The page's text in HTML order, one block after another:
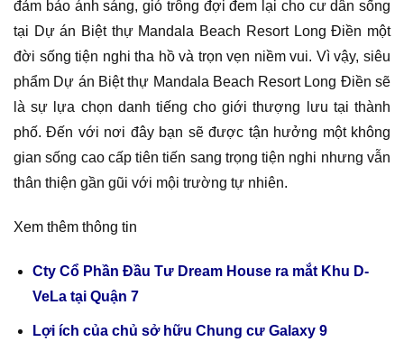
đảm bảo ánh sáng, gió trông đợi đem lại cho cư dân sống
tại Dự án Biệt thự Mandala Beach Resort Long Điền một
đời sống tiện nghi tha hồ và trọn vẹn niềm vui. Vì vậy, siêu
phẩm Dự án Biệt thự Mandala Beach Resort Long Điền sẽ
là sự lựa chọn danh tiếng cho giới thượng lưu tại thành
phố. Đến với nơi đây bạn sẽ được tận hưởng một không
gian sống cao cấp tiên tiến sang trọng tiện nghi nhưng vẫn
thân thiện gần gũi với mội trường tự nhiên.
Xem thêm thông tin
Cty Cổ Phần Đầu Tư Dream House ra mắt Khu D-
VeLa tại Quận 7
Lợi ích của chủ sở hữu Chung cư Galaxy 9